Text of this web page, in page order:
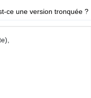
ce une version tronquée ?